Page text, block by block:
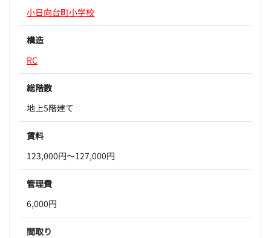
小日向台町小学校
構造
RC
総階数
地上5階建て
賃料
123,000円～127,000円
管理費
6,000円
間取り